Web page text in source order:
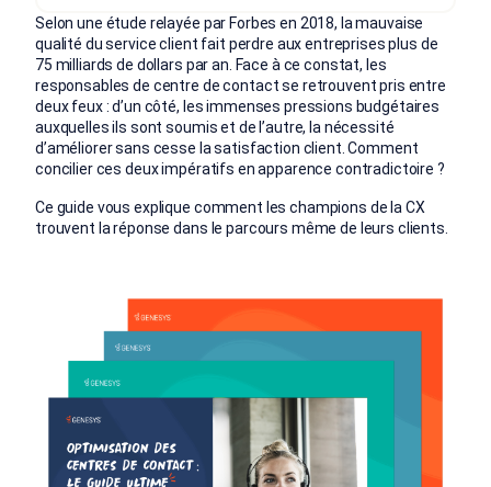
Selon une étude relayée par Forbes en 2018, la mauvaise
qualité du service client fait perdre aux entreprises plus de
75 milliards de dollars par an. Face à ce constat, les
responsables de centre de contact se retrouvent pris entre
deux feux : d’un côté, les immenses pressions budgétaires
auxquelles ils sont soumis et de l’autre, la nécessité
d’améliorer sans cesse la satisfaction client. Comment
concilier ces deux impératifs en apparence contradictoire ?
Ce guide vous explique comment les champions de la CX
trouvent la réponse dans le parcours même de leurs clients.